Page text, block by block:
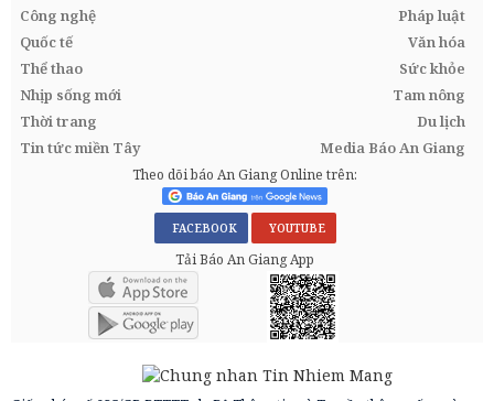
Công nghệ
Pháp luật
Quốc tế
Văn hóa
Thể thao
Sức khỏe
Nhịp sống mới
Tam nông
Thời trang
Du lịch
Tin tức miền Tây
Media Báo An Giang
Theo dõi báo An Giang Online trên:
FACEBOOK YOUTUBE
Tải Báo An Giang App